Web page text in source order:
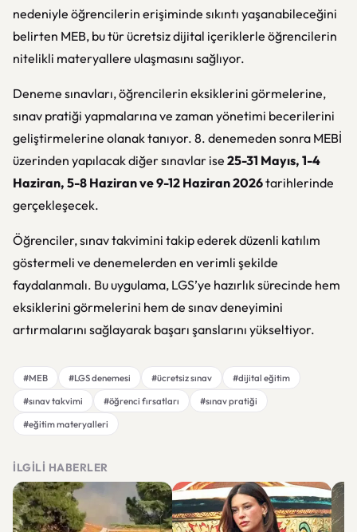
nedeniyle öğrencilerin erişiminde sıkıntı yaşanabileceğini
belirten MEB, bu tür ücretsiz dijital içeriklerle öğrencilerin
nitelikli materyallere ulaşmasını sağlıyor.
Deneme sınavları, öğrencilerin eksiklerini görmelerine,
sınav pratiği yapmalarına ve zaman yönetimi becerilerini
geliştirmelerine olanak tanıyor. 8. denemeden sonra MEBİ
üzerinden yapılacak diğer sınavlar ise 25-31 Mayıs, 1-4
Haziran, 5-8 Haziran ve 9-12 Haziran 2026tarihlerinde
gerçekleşecek.
Öğrenciler, sınav takvimini takip ederek düzenli katılım
göstermeli ve denemelerden en verimli şekilde
faydalanmalı. Bu uygulama, LGS’ye hazırlık sürecinde hem
eksiklerini görmelerini hem de sınav deneyimini
artırmalarını sağlayarak başarı şanslarını yükseltiyor.
#MEB #LGS denemesi #ücretsiz sınav
#dijital eğitim
#sınav takvimi
#öğrenci fırsatları
#sınav pratiği
#eğitim materyalleri
İLGILI HABERLER